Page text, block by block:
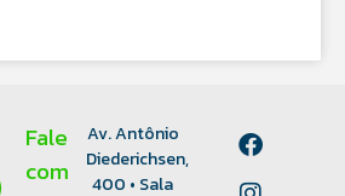
Fale
com
Av. Antônio
Diederichsen,
400 • Sala